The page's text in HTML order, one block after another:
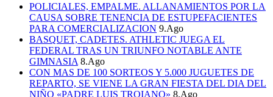
POLICIALES, EMPALME. ALLANAMIENTOS POR LA
CAUSA SOBRE TENENCIA DE ESTUPEFACIENTES
PARA COMERCIALIZACION 9.Ago
BASQUET, CADETES. ATHLETIC JUEGA EL
FEDERAL TRAS UN TRIUNFO NOTABLE ANTE
GIMNASIA 8.Ago
CON MAS DE 100 SORTEOS Y 5.000 JUGUETES DE
REPARTO, SE VIENE LA GRAN FIESTA DEL DIA DEL
NIÑO «PADRE LUIS TROIANO» 8.Ago